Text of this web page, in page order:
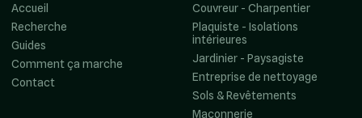
Accueil
Recherche
Guides
Comment ça marche
Contact
Couvreur - Charpentier
Plaquiste - Isolations
intérieures
Jardinier - Paysagiste
Entreprise de nettoyage
Sols & Revêtements
Maçonnerie